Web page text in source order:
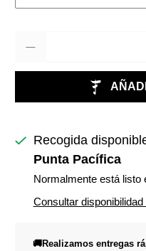
Recogida
Punta Pacífica
Normalmente está listo
Consultar
🚚Realizamos entregas